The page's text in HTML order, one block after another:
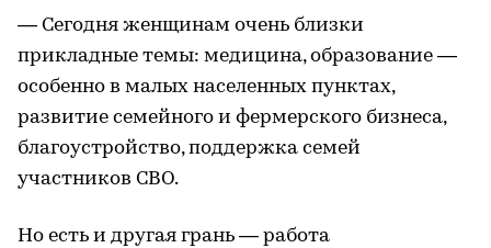
— Сегодня женщинам очень близки
прикладные темы: медицина, образование —
особенно в малых населенных пунктах,
развитие семейного и фермерского бизнеса,
благоустройство, поддержка семей
участников СВО.
Но есть и другая грань — работа